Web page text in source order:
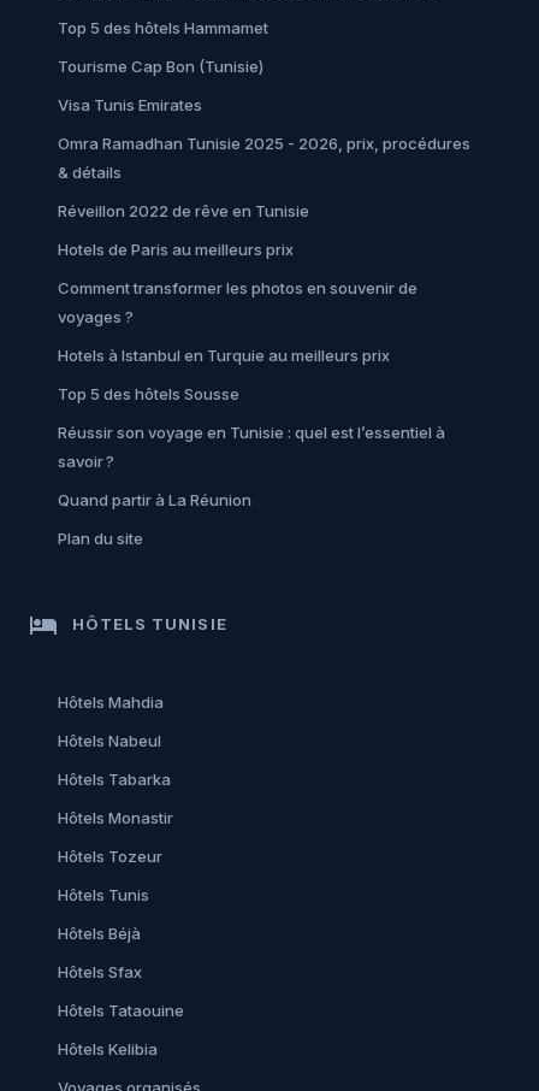
Top 5 des hôtels Hammamet
Tourisme Cap Bon (Tunisie)
Visa Tunis Emirates
Omra Ramadhan Tunisie 2025 - 2026, prix, procédures
& détails
Réveillon 2022 de rêve en Tunisie
Hotels de Paris au meilleurs prix
Comment transformer les photos en souvenir de
voyages ?
Hotels à Istanbul en Turquie au meilleurs prix
Top 5 des hôtels Sousse
Réussir son voyage en Tunisie : quel est l’essentiel à
savoir ?
Quand partir à La Réunion
Plan du site
hotel HÔTELS TUNISIE
Hôtels Mahdia
Hôtels Nabeul
Hôtels Tabarka
Hôtels Monastir
Hôtels Tozeur
Hôtels Tunis
Hôtels Béjà
Hôtels Sfax
Hôtels Tataouine
Hôtels Kelibia
Voyages organisés